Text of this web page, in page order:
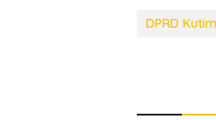
DPRD Kutim